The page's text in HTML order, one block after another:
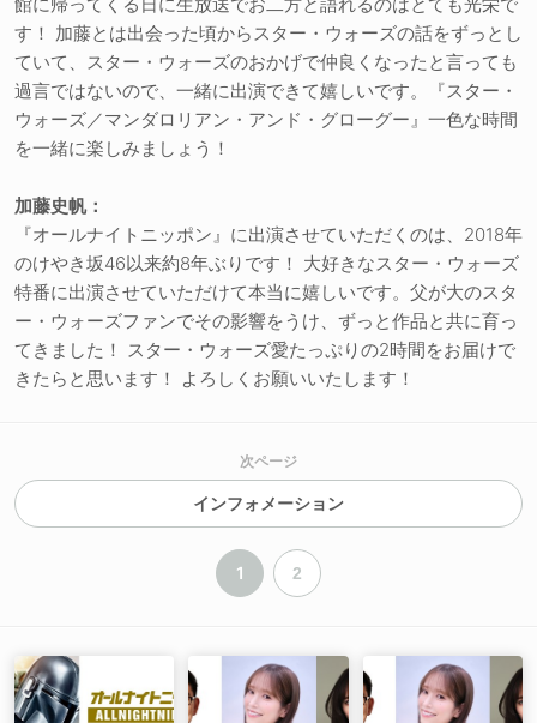
す！ 加藤とは出会った頃からスター・ウォーズの話をずっとし
ていて、スター・ウォーズのおかげで仲良くなったと言っても
過言ではないので、一緒に出演できて嬉しいです。『スター・
ウォーズ／マンダロリアン・アンド・グローグー』一色な時間
を一緒に楽しみましょう！
加藤史帆：
『オールナイトニッポン』に出演させていただくのは、2018年
のけやき坂46以来約8年ぶりです！ 大好きなスター・ウォーズ
特番に出演させていただけて本当に嬉しいです。父が大のスタ
ー・ウォーズファンでその影響をうけ、ずっと作品と共に育っ
てきました！ スター・ウォーズ愛たっぷりの2時間をお届けで
きたらと思います！ よろしくお願いいたします！
次ページ
インフォメーション
1 2